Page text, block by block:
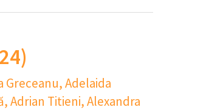
Greceanu,Adelaida
,Adrian Titieni,Alexandra